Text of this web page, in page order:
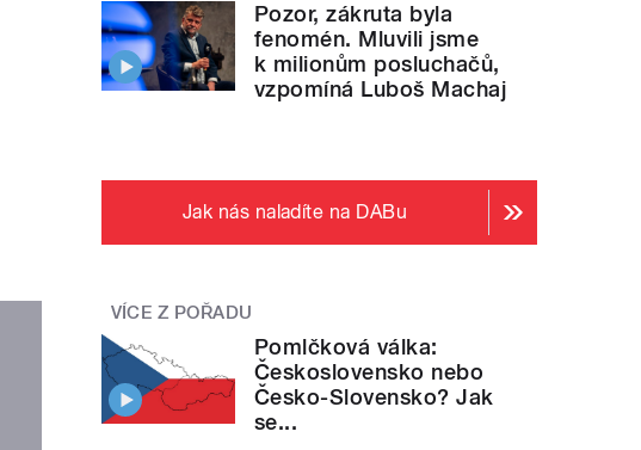
Pozor, zákruta byla
fenomén. Mluvili jsme
k milionům posluchačů,
vzpomíná Luboš Machaj
Jak nás naladíte na DABu
VÍCE Z POŘADU
Pomlčková válka:
Československo nebo
Česko-Slovensko? Jak
se...